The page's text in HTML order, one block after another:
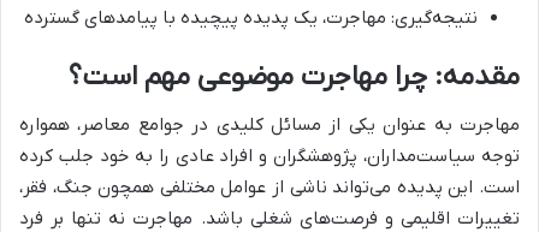
نتیجه‌گیری: مهاجرت، یک پدیده پیچیده با پیامدهای گسترده
مقدمه: چرا مهاجرت موضوعی مهم است؟
مهاجرت به عنوان یکی از مسائل کلیدی در جوامع معاصر، همواره
توجه سیاست‌مداران، پژوهشگران و افراد عادی را به خود جلب کرده
است. این پدیده می‌تواند ناشی از عوامل مختلفی همچون جنگ، فقر،
تغییرات اقلیمی و فرصت‌های شغلی باشد. مهاجرت نه تنها بر فرد